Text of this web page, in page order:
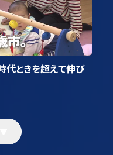
ときを超えて伸び